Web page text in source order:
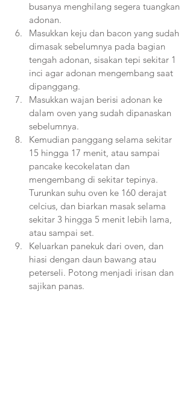
busanya menghilang segera tuangkan
adonan.
Masukkan keju dan bacon yang sudah
dimasak sebelumnya pada bagian
tengah adonan, sisakan tepi sekitar 1
inci agar adonan mengembang saat
dipanggang.
Masukkan wajan berisi adonan ke
dalam oven yang sudah dipanaskan
sebelumnya.
Kemudian panggang selama sekitar
15 hingga 17 menit, atau sampai
pancake kecokelatan dan
mengembang di sekitar tepinya.
Turunkan suhu oven ke 160 derajat
celcius, dan biarkan masak selama
sekitar 3 hingga 5 menit lebih lama,
atau sampai set.
Keluarkan panekuk dari oven, dan
hiasi dengan daun bawang atau
peterseli. Potong menjadi irisan dan
sajikan panas.